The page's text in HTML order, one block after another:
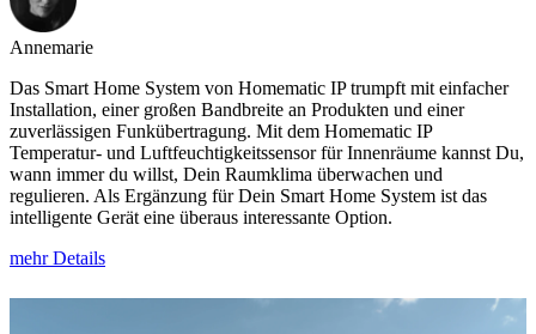
Annemarie
Das Smart Home System von Homematic IP trumpft mit einfacher
Installation, einer großen Bandbreite an Produkten und einer
zuverlässigen Funkübertragung. Mit dem Homematic IP
Temperatur- und Luftfeuchtigkeitssensor für Innenräume kannst Du,
wann immer du willst, Dein Raumklima überwachen und
regulieren. Als Ergänzung für Dein Smart Home System ist das
intelligente Gerät eine überaus interessante Option.
mehr Details